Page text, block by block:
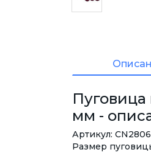
Пуговица
мм -
Артикул:
Размер